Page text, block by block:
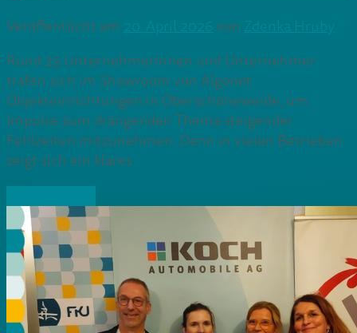
Veröffentlicht am von
Zdenka Hruby
Rund 25 Unternehmerinnen und Unternehmer
trafen sich im Showroom von Algonet
Objekteinrichtungen in Oberschöneweide, um
Impulse zum drängenden Thema steigender
Fehlzeiten mitzunehmen. Denn in vielen Betrieben
zeigt sich ein klares